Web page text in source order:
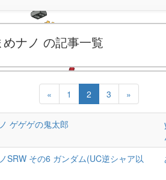
ナノ の記事一覧
« 1 2 3 »
ゲゲゲの鬼太郎
SRW その6 ガンダム(UC逆シャア以